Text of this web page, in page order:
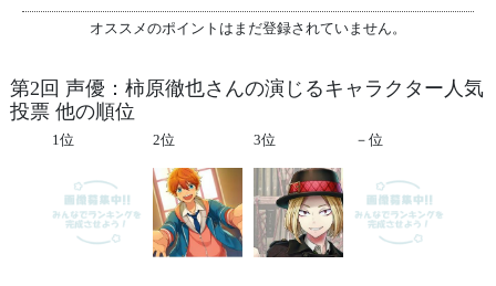
オススメのポイントはまだ登録されていません。
第2回 声優：柿原徹也さんの演じるキャラクター人気
投票 他の順位
1位 2位 3位 －位